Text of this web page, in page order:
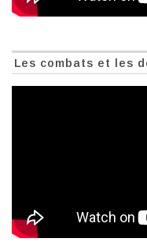
Les combats et les